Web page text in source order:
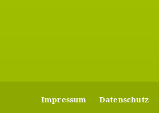
Footer
Impressum Datenschutz